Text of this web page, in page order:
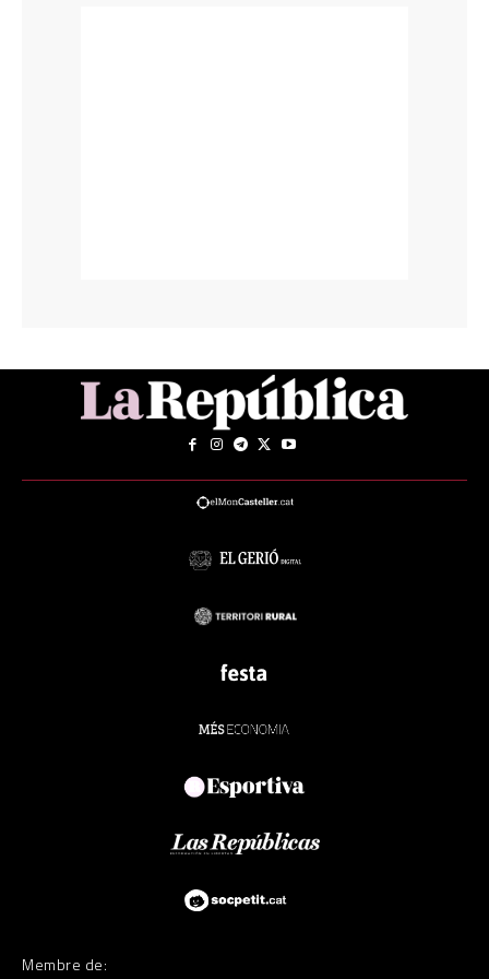
Membre de: